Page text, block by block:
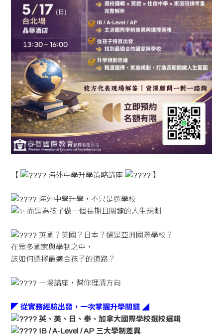
【 海外中學升學策略講座 】
海外中學升學，不只是選學校
而是為孩子做一個長期且關鍵的人生規劃
英國？美國？日本？還是亞洲國際學校？
在眾多國家與學制之中，
該如何選擇最適合孩子的道路？
一場講座，幫你理清方向
◤ 從實務經驗出發，一次掌握升學關鍵 ◢
英、美、日、泰、加拿大國際學校選校邏輯
IB / A-Level / AP 三大學制差異